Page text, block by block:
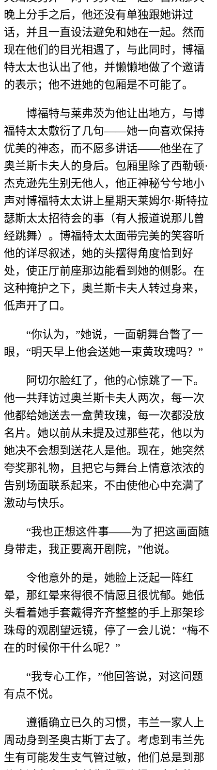
晚上分手之后，他还没有单独跟她讲过
话，并且一直设法避免和她在一起。然而
现在他们的目光相遇了，与此同时，博福
特太太也认出了他，并懒懒地做了个邀请
的表示；他不进她的包厢是不可能了。
博福特与莱弗茨为他让出地方，与博
福特太太敷衍了几句——她一向喜欢保持
优美的神态，而不愿多讲话——他坐在了
奥兰斯卡夫人的身后。包厢里除了西勒顿·
杰克逊先生别无他人，他正神秘兮兮地小
声对博福特太太讲上星期天莱姆尔·斯特拉
瑟斯太太招待会的事（有人报道说那儿曾
经跳舞）。博福特太太面带完美的笑容听
他的详尽叙述，她的头摆得角度恰到好
处，使正厅前座那边能看到她的侧影。在
这种掩护之下，奥兰斯卡夫人转过身来，
低声开了口。
“你认为，”她说，一面朝舞台瞥了一
眼，“明天早上他会送她一束黄玫瑰吗？”
阿切尔脸红了，他的心惊跳了一下。
他一共拜访过奥兰斯卡夫人两次，每一次
他都给她送去一盒黄玫瑰，每一次都没放
名片。她以前从未提及过那些花，他以为
她决不会想到送花人是他。现在，她突然
夸奖那礼物，且把它与舞台上情意浓浓的
告别场面联系起来，不由使他心中充满了
激动与快乐。
“我也正想这件事——为了把这画面随
身带走，我正要离开剧院，”他说。
令他意外的是，她脸上泛起一阵红
晕，那红晕来得很不情愿且很忧郁。她低
头看着她手套戴得齐齐整整的手上那架珍
珠母的观剧望远镜，停了一会儿说：“梅不
在的时候你干什么呢？”
“我专心工作，”他回答说，对这问题
有点不悦。
遵循确立已久的习惯，韦兰一家人上
周动身到圣奥古斯丁去了。考虑到韦兰先
生有可能发生支气管过敏，他们总是到那